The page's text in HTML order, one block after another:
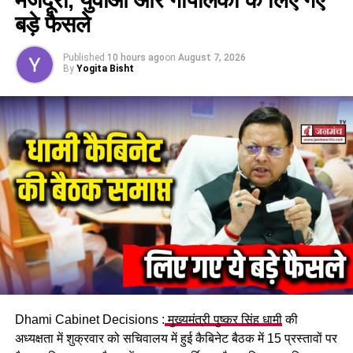
करना है, कैसे खुद को सुरक्षित स्थान पर पहुंचाना है और लाइट बंद रखने
जैसी सावधानियों का पालन कैसे किया जाता है।
#CivilDefensePreparedness #
MockAirRaidDrill #
#PublicAwarenessCampaign
RELATED TOPICS:
CIVIL DEFENSE PREPAREDNESS
INDIA-PAKISTAN TENSIONS
MOCK AIR RAID DRILL
PUBLIC AWARENESS CAMPAIGN
WAR READINESS MEASURES
UP NEXT
Operation Sindoor: भारत अब हर हमले का जवाब दुश्मन की
सरजमीं पर जाकर देने में है सक्षम: CM धामी
DON'T MISS
ऋषिकेश में केंद्रीय मंत्री शिवराज सिंह चौहान और सीएम धामी ने
बड़े फैसले
Published 10 hours agoon August 7, 2026
By Yogita Bisht
Dhami Cabinet Decisions : मुख्यमंत्री पुष्कर सिंह धामीकी
अध्यक्षता में शुक्रवार को सचिवालय में हुई कैबिनेट बैठक में 15 प्रस्तावों पर